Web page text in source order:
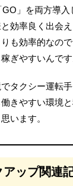
」を両方導入
効率良く出会
も効率的なの
ぎやすいんです
タクシー運転
きやすい環境
います。
アップ関連